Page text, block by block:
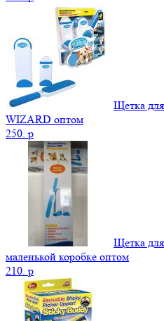
Щетка
WIZARD оптом
250. p
Щетка
маленькой коробке оптом
210. p